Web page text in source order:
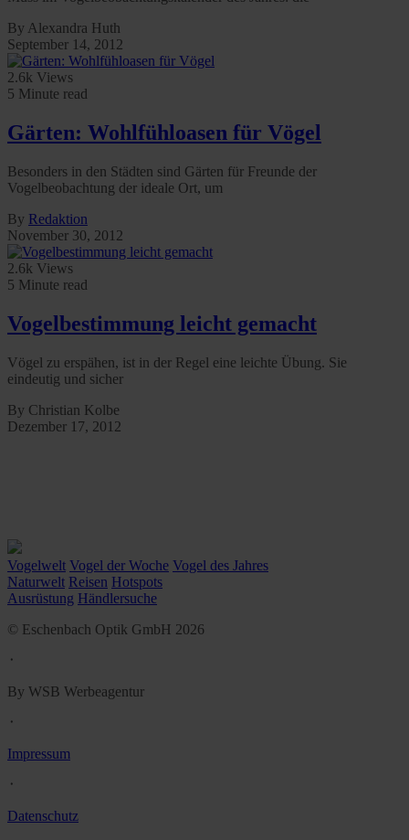
By Alexandra Huth
September 14, 2012
2.6k Views
5 Minute read
Gärten: Wohlfühloasen für Vögel
Besonders in den Städten sind Gärten für Freunde der
Vogelbeobachtung der ideale Ort, um
By Redaktion
November 30, 2012
2.6k Views
5 Minute read
Vogelbestimmung leicht gemacht
Vögel zu erspähen, ist in der Regel eine leichte Übung. Sie
eindeutig und sicher
By Christian Kolbe
Dezember 17, 2012
Vogelwelt Vogel der Woche Vogel des Jahres
Naturwelt Reisen Hotspots
Ausrüstung Händlersuche
© Eschenbach Optik GmbH 2026
᛫
By WSB Werbeagentur
᛫
Impressum
᛫
Datenschutz